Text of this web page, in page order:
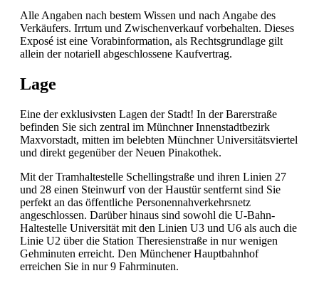
Alle Angaben nach bestem Wissen und nach Angabe des
Verkäufers. Irrtum und Zwischenverkauf vorbehalten. Dieses
Exposé ist eine Vorabinformation, als Rechtsgrundlage gilt
allein der notariell abgeschlossene Kaufvertrag.
Lage
Eine der exklusivsten Lagen der Stadt! In der Barerstraße
befinden Sie sich zentral im Münchner Innenstadtbezirk
Maxvorstadt, mitten im belebten Münchner Universitätsviertel
und direkt gegenüber der Neuen Pinakothek.
Mit der Tramhaltestelle Schellingstraße und ihren Linien 27
und 28 einen Steinwurf von der Haustür sentfernt sind Sie
perfekt an das öffentliche Personennahverkehrsnetz
angeschlossen. Darüber hinaus sind sowohl die U-Bahn-
Haltestelle Universität mit den Linien U3 und U6 als auch die
Linie U2 über die Station Theresienstraße in nur wenigen
Gehminuten erreicht. Den Münchener Hauptbahnhof
erreichen Sie in nur 9 Fahrminuten.